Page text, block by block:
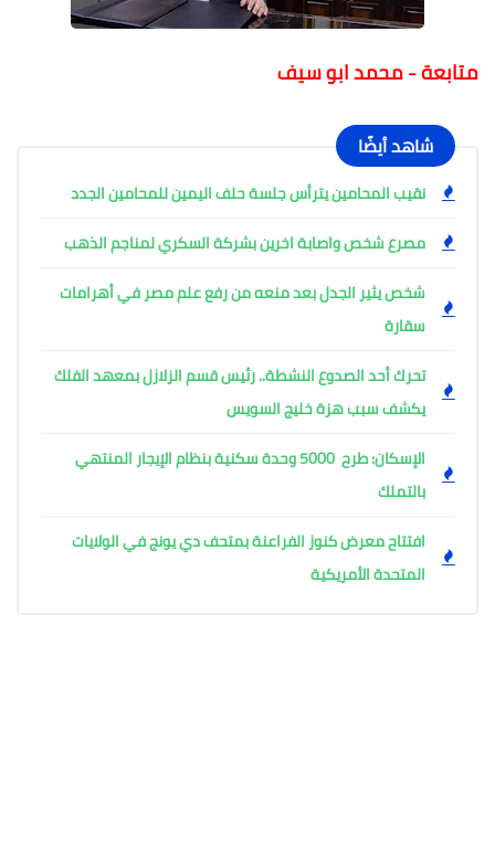
متابعة - محمد ابو سيف
شاهد أيضًا
نقيب المحامين يترأس جلسة حلف اليمين للمحامين الجدد
مصرع شخص واصابة اخرين بشركة السكري لمناجم الذهب
شخص يثير الجدل بعد منعه من رفع علم مصر في أهرامات
سقارة
تحرك أحد الصدوع النشطة.. رئيس قسم الزلازل بمعهد الفلك
يكشف سبب هزة خليج السويس
الإسكان: طرح 5000 وحدة سكنية بنظام الإيجار المنتهي
بالتملك
افتتاح معرض كنوز الفراعنة بمتحف دي يونج في الولايات
المتحدة الأمريكية